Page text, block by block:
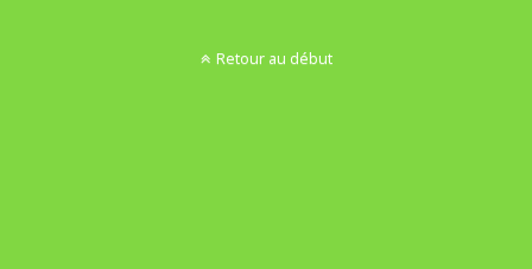
Retour au début